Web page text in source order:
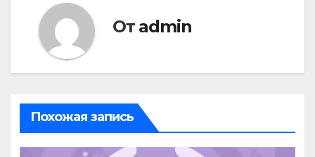
От admin
Похожая запись